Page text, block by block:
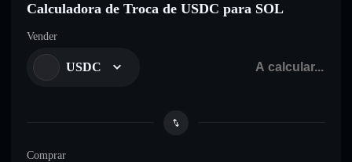
Calculadora de Troca de USDC para SOL
Vender
USDC
Comprar